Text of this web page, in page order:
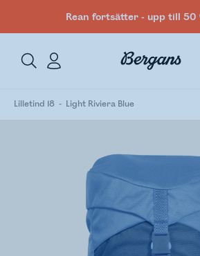
Rean fortsätter - upp till 50
Lilletind 18 Light Riviera Blue